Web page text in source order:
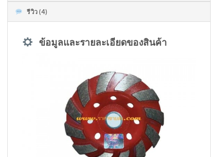
รีวิว (4)
ข้อมูลและรายละเอียดของสินค้า